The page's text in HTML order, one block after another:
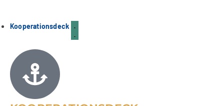
Kooperationsdeck